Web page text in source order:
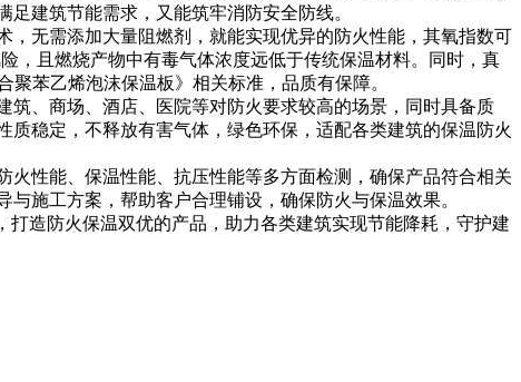
建筑节能需求，又能筑牢消防安全防线。
无需添加大量阻燃剂，就能实现优异的防火性能，其氧指数可
，且燃烧产物中有毒气体浓度远低于传统保温材料。同时，真
苯乙烯泡沫保温板》相关标准，品质有保障。
、商场、酒店、医院等对防火要求较高的场景，同时具备质
稳定，不释放有害气体，绿色环保，适配各类建筑的保温防火
火性能、保温性能、抗压性能等多方面检测，确保产品符合相关
施工方案，帮助客户合理铺设，确保防火与保温效果。
造防火保温双优的产品，助力各类建筑实现节能降耗，守护建